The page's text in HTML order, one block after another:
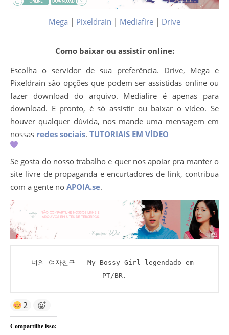
Mega | Pixeldrain | Mediafire | Drive
Como baixar ou assistir online:
Escolha o servidor de sua preferência. Drive, Mega e
Pixeldrain são opções que podem ser assistidas online ou
fazer download do arquivo. Mediafire é apenas para
download. E pronto, é só assistir ou baixar o vídeo. Se
houver qualquer dúvida, nos mande uma mensagem em
nossas redes sociais. TUTORIAIS EM VÍDEO
Se gosta do nosso trabalho e quer nos apoiar pra manter o
site livre de propaganda e encurtadores de link, contribua
com a gente no APOIA.se.
너의 여자친구 - My Bossy Girl legendado em
PT/BR.
2
Compartilhe isso: